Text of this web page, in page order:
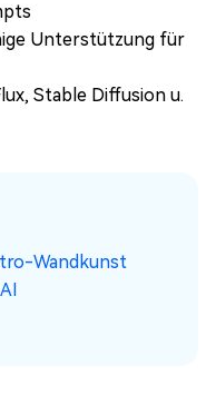
Unterstützung für
Stable Diffusion u.
Wandkunst